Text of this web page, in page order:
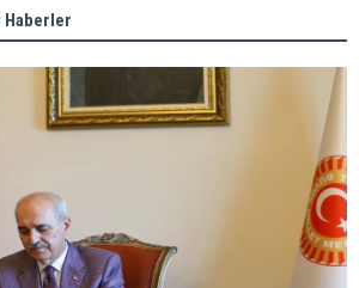
Meral Akşener ile Müsavat Dervişoğlu cenazede
görüntülendi
29 Mayıs okullar tatil mi?
Bilim kurgu gerçekleşiyor... Dondurulmuş
insanları hayata döndürecek keşif
Haberler